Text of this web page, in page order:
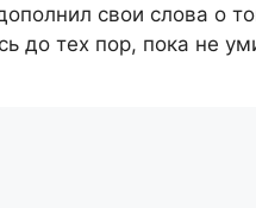
свои слова о
до тех пор, пока не